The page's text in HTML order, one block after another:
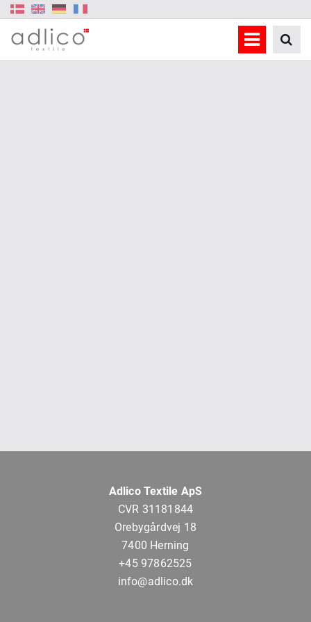
Adlico Textile ApS
CVR 31181844
Orebygårdvej 18
7400 Herning
+45 97862525
info@adlico.dk